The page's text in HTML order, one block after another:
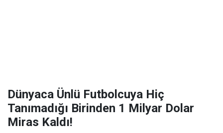
Dünyaca Ünlü Futbolcuya Hiç
Tanımadığı Birinden 1 Milyar Dolar
Miras Kaldı!